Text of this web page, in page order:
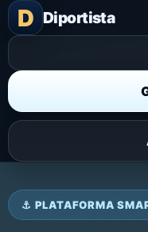
D Diportista
⚓ PLATAFORMA